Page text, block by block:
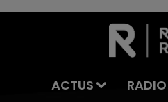
ACTUS RADIO